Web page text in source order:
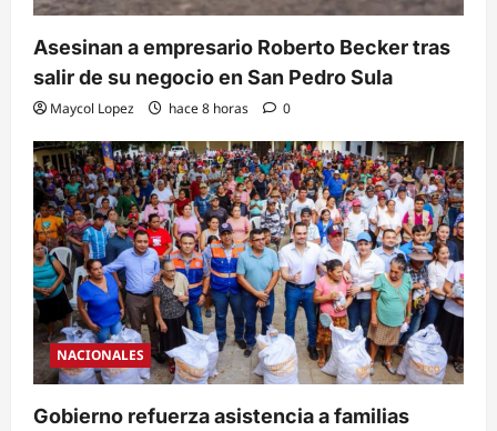
Asesinan a empresario Roberto Becker tras
salir de su negocio en San Pedro Sula
Maycol Lopez hace 8 horas 0
NACIONALES
Gobierno refuerza asistencia a familias